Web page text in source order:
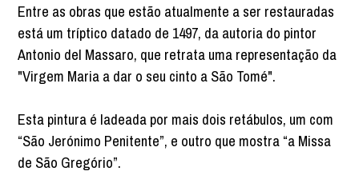
Entre as obras que estão atualmente a ser restauradas
está um tríptico datado de 1497, da autoria do pintor
Antonio del Massaro, que retrata uma representação da
"Virgem Maria a dar o seu cinto a São Tomé".
Esta pintura é ladeada por mais dois retábulos, um com
“São Jerónimo Penitente”, e outro que mostra “a Missa
de São Gregório”.